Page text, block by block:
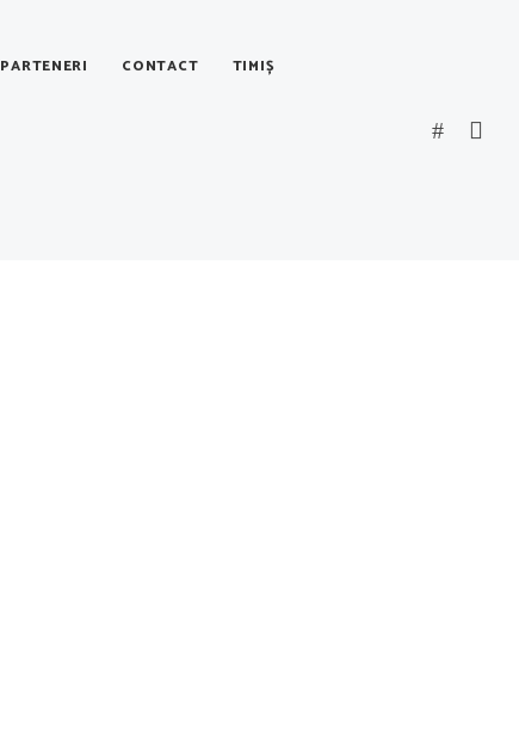
PARTENERI CONTACT TIMIȘ